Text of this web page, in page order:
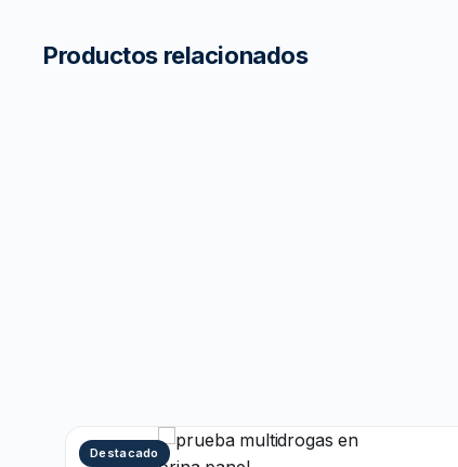
Productos relacionados
Destacado